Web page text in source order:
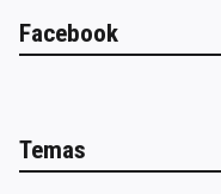
Facebook
Temas